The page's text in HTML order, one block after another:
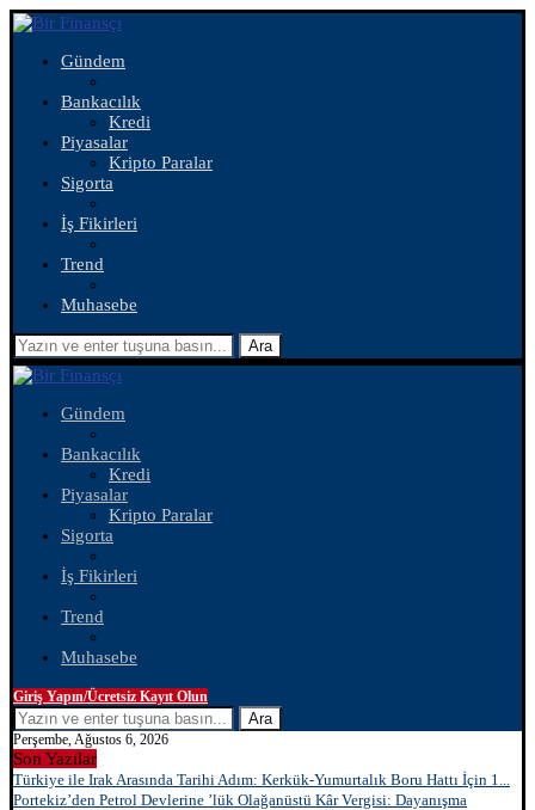
Gündem
Bankacılık
Kredi
Piyasalar
Kripto Paralar
Sigorta
İş Fikirleri
Trend
Muhasebe
Ara
Gündem
Bankacılık
Kredi
Piyasalar
Kripto Paralar
Sigorta
İş Fikirleri
Trend
Muhasebe
Giriş Yapın/Ücretsiz Kayıt Olun
Ara
Perşembe, Ağustos 6, 2026
Son Yazılar
Türkiye ile Irak Arasında Tarihi Adım: Kerkük-Yumurtalık Boru Hattı İçin 1...
Portekiz’den Petrol Devlerine ’lük Olağanüstü Kâr Vergisi: Dayanışma